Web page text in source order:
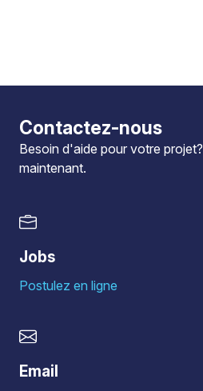
Contactez-nous
Besoin d'aide pour votre projet?
maintenant.
Jobs
Postulez en ligne
Email